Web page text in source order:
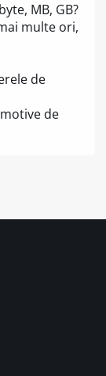
MB, GB?
multe ori,
de
de